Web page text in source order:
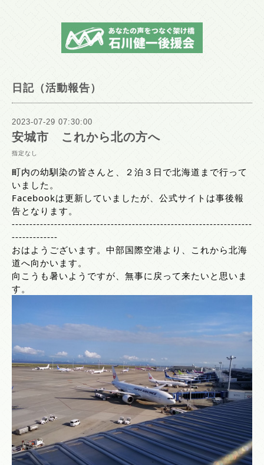
日記（活動報告）
2023-07-29 07:30:00
安城市 これから北の方へ
指定なし
町内の幼馴染の皆さんと、２泊３日で北海道まで行って
いました。
Facebookは更新していましたが、公式サイトは事後報
告となります。
--------------------------------------------------------------------
-------------
おはようございます。中部国際空港より、これから北海
道へ向かいます。
向こうも暑いようですが、無事に戻って来たいと思いま
す。